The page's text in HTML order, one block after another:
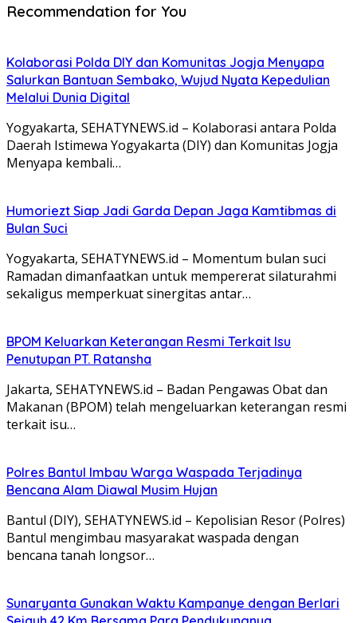
Recommendation for You
Kolaborasi Polda DIY dan Komunitas Jogja Menyapa
Salurkan Bantuan Sembako, Wujud Nyata Kepedulian
Melalui Dunia Digital
Yogyakarta, SEHATYNEWS.id – Kolaborasi antara Polda
Daerah Istimewa Yogyakarta (DIY) dan Komunitas Jogja
Menyapa kembali…
Humoriezt Siap Jadi Garda Depan Jaga Kamtibmas di
Bulan Suci
Yogyakarta, SEHATYNEWS.id – Momentum bulan suci
Ramadan dimanfaatkan untuk mempererat silaturahmi
sekaligus memperkuat sinergitas antar…
BPOM Keluarkan Keterangan Resmi Terkait Isu
Penutupan PT. Ratansha
Jakarta, SEHATYNEWS.id – Badan Pengawas Obat dan
Makanan (BPOM) telah mengeluarkan keterangan resmi
terkait isu…
Polres Bantul Imbau Warga Waspada Terjadinya
Bencana Alam Diawal Musim Hujan
Bantul (DIY), SEHATYNEWS.id – Kepolisian Resor (Polres)
Bantul mengimbau masyarakat waspada dengan
bencana tanah longsor…
Sunaryanta Gunakan Waktu Kampanye dengan Berlari